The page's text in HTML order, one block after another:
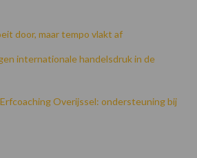
door, maar tempo vlakt af
internationale handelsdruk in de
Overijssel: ondersteuning bij